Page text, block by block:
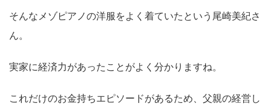
そんなメゾピアノの洋服をよく着ていたという尾崎美紀さ
ん。
実家に経済力があったことがよく分かりますね。
これだけのお金持ちエピソードがあるため、父親の経営し